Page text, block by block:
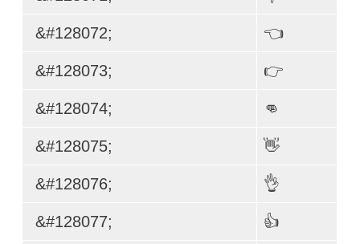
&#128072; 👈
&#128073; 👉
&#128074; 👊
&#128075; 👋
&#128076; 👌
&#128077; 👍